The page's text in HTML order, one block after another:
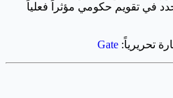
في تقويم حكومي مؤثراً فعلياً
تحريرياً: Gate